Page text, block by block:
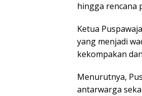
hingga rencana
Ketua
yang menjadi
kekompakan
Menurutnya,
antarwarga